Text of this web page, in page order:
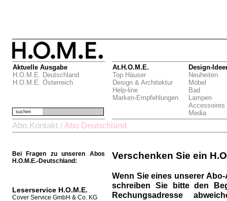
Aktuelle Ausgabe
H.O.M.E. Deutschland
H.O.M.E. Österreich
At.H.O.M.E.
Top Häuser
Design & Architektur
Help-line
Marken-Empfehlungen
Design-
Neuheiten
Möbel
Bad
Lampen
Accessoires
Media
suchen
Abo.Kontakt / Abo Deutschland
Bei Fragen zu unseren Abos
H.O.M.E.-Deutschland:
Leserservice H.O.M.E.
Cover Service GmbH & Co. KG
Verschenken Sie ein
Wenn Sie eines unserer
schreiben Sie bitte den
Rechungsadresse